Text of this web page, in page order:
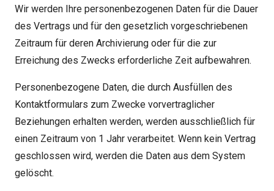
Wir werden Ihre personenbezogenen Daten für die Dauer
des Vertrags und für den gesetzlich vorgeschriebenen
Zeitraum für deren Archivierung oder für die zur
Erreichung des Zwecks erforderliche Zeit aufbewahren.
Personenbezogene Daten, die durch Ausfüllen des
Kontaktformulars zum Zwecke vorvertraglicher
Beziehungen erhalten werden, werden ausschließlich für
einen Zeitraum von 1 Jahr verarbeitet. Wenn kein Vertrag
geschlossen wird, werden die Daten aus dem System
gelöscht.